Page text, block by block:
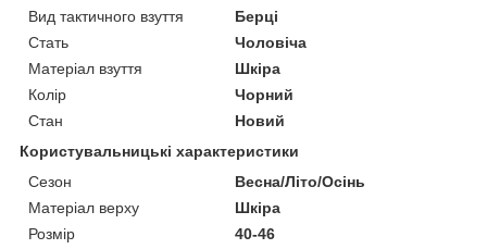
Вид тактичного взуття
Берці
Стать
Чоловіча
Матеріал взуття
Шкіра
Колір
Чорний
Стан
Новий
Користувальницькі характеристики
Сезон
Весна/Літо/Осінь
Матеріал верху
Шкіра
Розмір
40-46